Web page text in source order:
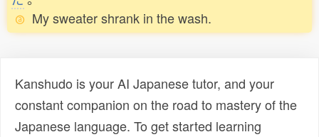
My sweater shrank in the wash.
Kanshudo is your AI Japanese tutor, and your
constant companion on the road to mastery of the
Japanese language. To get started learning